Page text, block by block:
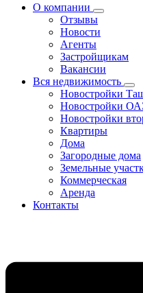
О компании
Отзывы
Новости
Агенты
Застройщикам
Вакансии
Вся недвижимость
Новостройки
Новостройки
Новостройки
Квартиры
Дома
Загородные дома
Земельные
Коммерческая
Аренда
Контакты